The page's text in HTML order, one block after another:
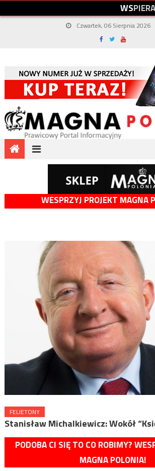
WSPIERA
Czwartek, 06 Sierpnia 2026
WESPRZYJ PROJEKT MAGNA
FELIETONY
Stanisław Michalkiewicz: Wokół
PODOBA CI SIĘ TO CO ROBIMY?
MAGNA POLONIA!